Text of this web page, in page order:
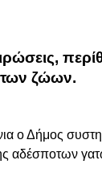
ζώων.
ο Δήμος
αδέσποτων